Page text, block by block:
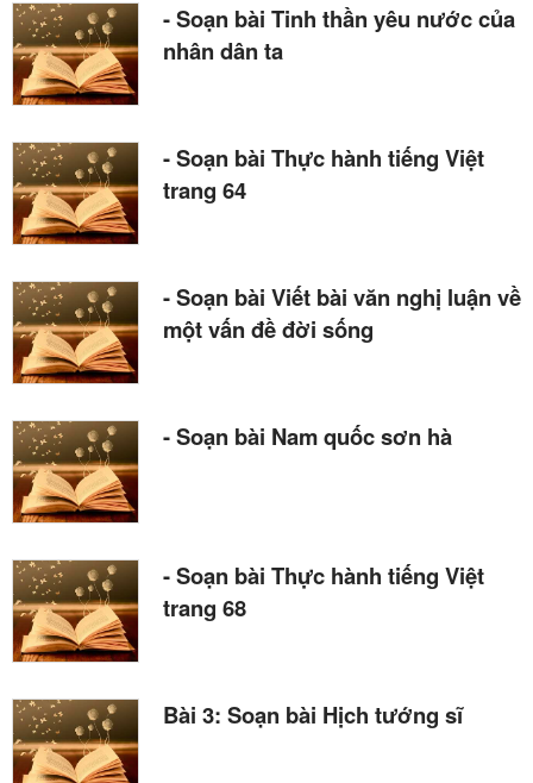
- Soạn bài Tinh thần yêu nước của
nhân dân ta
- Soạn bài Thực hành tiếng Việt
trang 64
- Soạn bài Viết bài văn nghị luận về
một vấn đề đời sống
- Soạn bài Nam quốc sơn hà
- Soạn bài Thực hành tiếng Việt
trang 68
Bài 3: Soạn bài Hịch tướng sĩ